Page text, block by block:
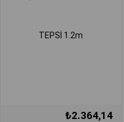
TEPSİ 1.2m
₺2.364,14